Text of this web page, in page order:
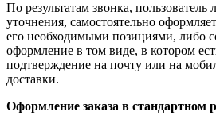
По результатам звонка, пользователь
уточнения, самостоятельно
его необходимыми позициями, либо
оформление в том виде, в котором
подтверждение на почту или на
доставки.
Оформление заказа в стандартном